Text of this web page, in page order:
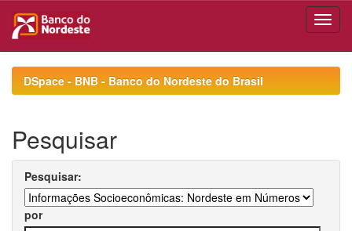
navigationDSpace - BNB - Banco do Nordeste do Brasil
Pesquisar
Pesquisar:
por